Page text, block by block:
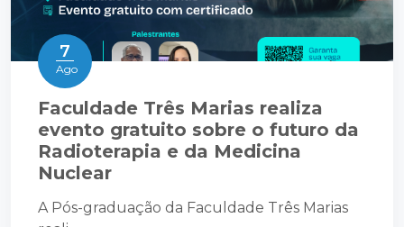
7
Ago
Faculdade Três Marias realiza
evento gratuito sobre o futuro da
Radioterapia e da Medicina
Nuclear
A Pós-graduação da Faculdade Três Marias